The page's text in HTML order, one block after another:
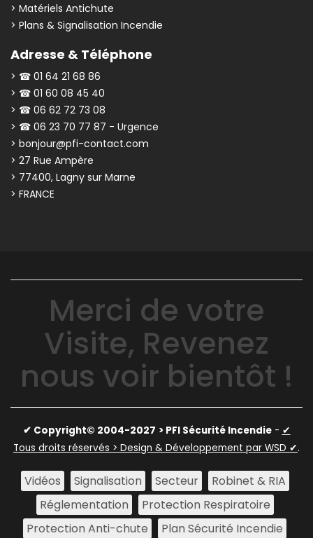
> Matériels Antichute
> Plans & Signalisation Incendie
Adresse & Téléphone
> ☎ 01 64 21 68 86
> ☎ 01 60 08 45 40
> ☎ 06 62 72 73 08
> ☎ 06 23 70 77 87 - Urgence
> bonjour@pfi-contact.com
> 27 Rue Ampère
> 77400, Lagny sur Marne
> FRANCE
Merci de votre
Visite, Revenez
nous voir bientôt !
✔ Copyright© 2004-2027 > PFI Sécurité Incendie- ✔
Tous droits réservés > Design & Développement par WSD ✔.
Vidéos Signalisation Secteur
Robinet & RIA
Réglementation
Protection Respiratoire
Protection Anti-chute
Plan Sécurité Incendie